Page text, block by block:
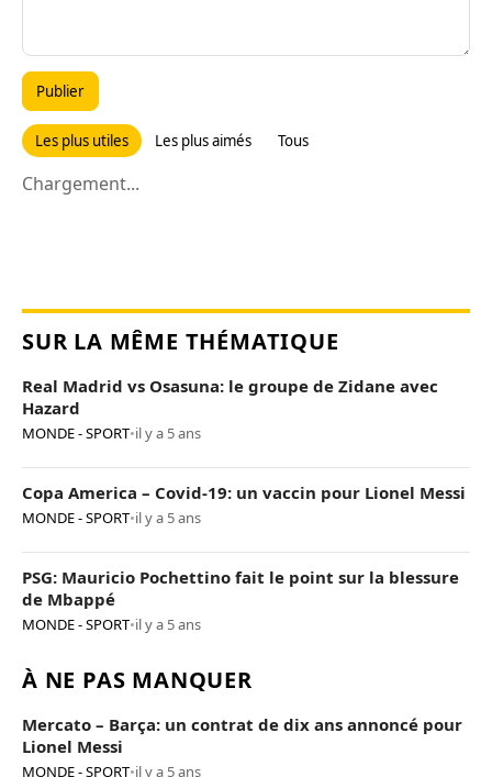
Publier
Les plus utiles Les plus aimés Tous
Chargement...
SUR LA MÊME THÉMATIQUE
Real Madrid vs Osasuna: le groupe de Zidane avec
Hazard
MONDE - SPORT•il y a 5 ans
Copa America – Covid-19: un vaccin pour Lionel Messi
MONDE - SPORT•il y a 5 ans
PSG: Mauricio Pochettino fait le point sur la blessure
de Mbappé
MONDE - SPORT•il y a 5 ans
À NE PAS MANQUER
Mercato – Barça: un contrat de dix ans annoncé pour
Lionel Messi
MONDE - SPORT•il y a 5 ans